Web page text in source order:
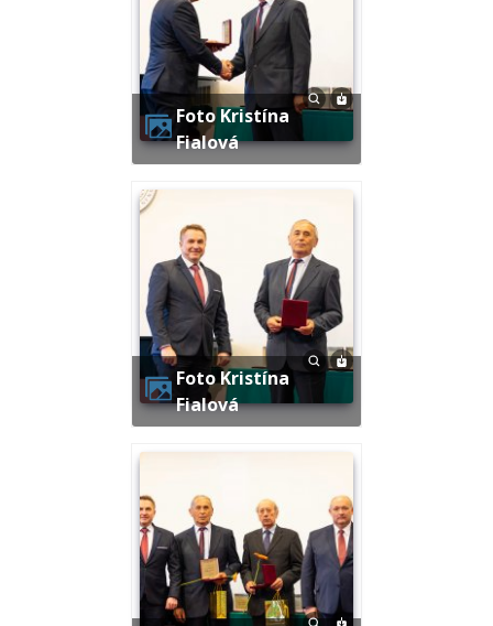
Foto Kristína
Fialová
Foto Kristína
Fialová